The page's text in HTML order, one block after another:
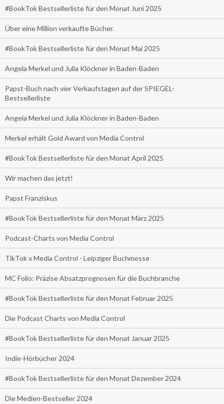
#BookTok Bestsellerliste für den Monat Juni 2025
Über eine Million verkaufte Bücher.
#BookTok Bestsellerliste für den Monat Mai 2025
Angela Merkel und Julia Klöckner in Baden-Baden
Papst-Buch nach vier Verkaufstagen auf der SPIEGEL-
Bestsellerliste
Angela Merkel und Julia Klöckner in Baden-Baden
Merkel erhält Gold Award von Media Control
#BookTok Bestsellerliste für den Monat April 2025
Wir machen das jetzt!
Papst Franziskus
#BookTok Bestsellerliste für den Monat März 2025
Podcast-Charts von Media Control
TikTok x Media Control - Leipziger Buchmesse
MC Folio: Präzise Absatzprognosen für die Buchbranche
#BookTok Bestsellerliste für den Monat Februar 2025
Die Podcast Charts von Media Control
#BookTok Bestsellerliste für den Monat Januar 2025
Indie-Hörbücher 2024
#BookTok Bestsellerliste für den Monat Dezember 2024
Die Medien-Bestseller 2024